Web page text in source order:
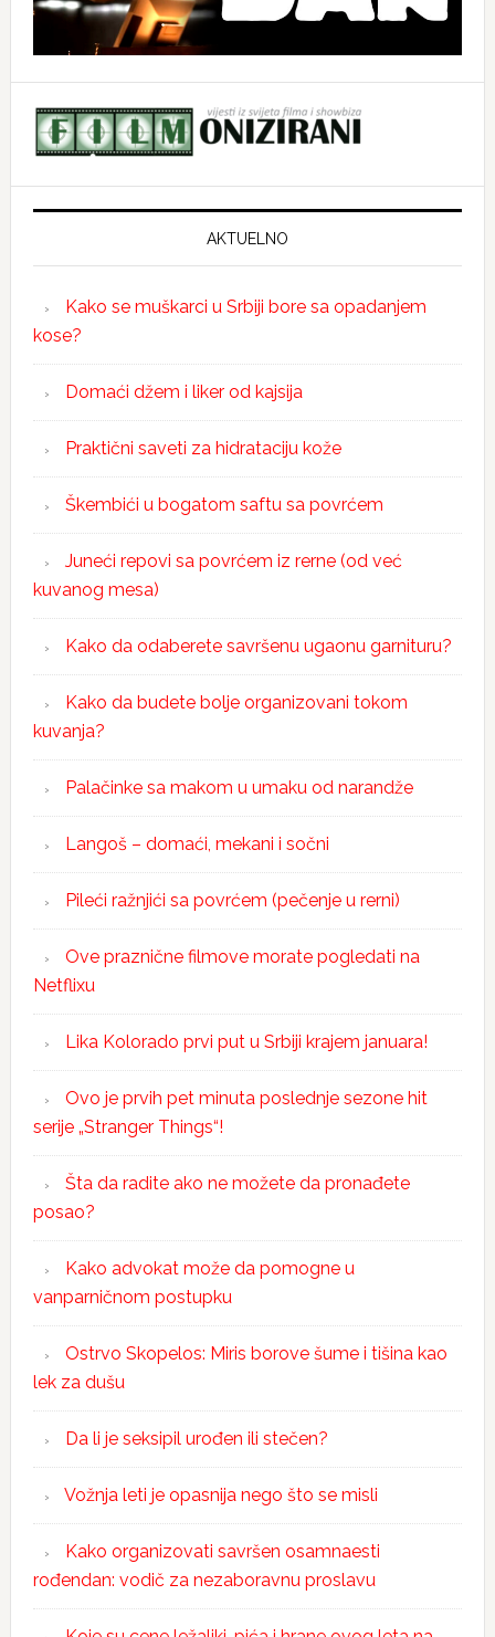
AKTUELNO
Kako se muškarci u Srbiji bore sa opadanjem
kose?
Domaći džem i liker od kajsija
Praktični saveti za hidrataciju kože
Škembići u bogatom saftu sa povrćem
Juneći repovi sa povrćem iz rerne (od već
kuvanog mesa)
Kako da odaberete savršenu ugaonu garnituru?
Kako da budete bolje organizovani tokom
kuvanja?
Palačinke sa makom u umaku od narandže
Langoš – domaći, mekani i sočni
Pileći ražnjići sa povrćem (pečenje u rerni)
Ove praznične filmove morate pogledati na
Netflixu
Lika Kolorado prvi put u Srbiji krajem januara!
Ovo je prvih pet minuta poslednje sezone hit
serije „Stranger Things“!
Šta da radite ako ne možete da pronađete
posao?
Kako advokat može da pomogne u
vanparničnom postupku
Ostrvo Skopelos: Miris borove šume i tišina kao
lek za dušu
Da li je seksipil urođen ili stečen?
Vožnja leti je opasnija nego što se misli
Kako organizovati savršen osamnaesti
rođendan: vodič za nezaboravnu proslavu